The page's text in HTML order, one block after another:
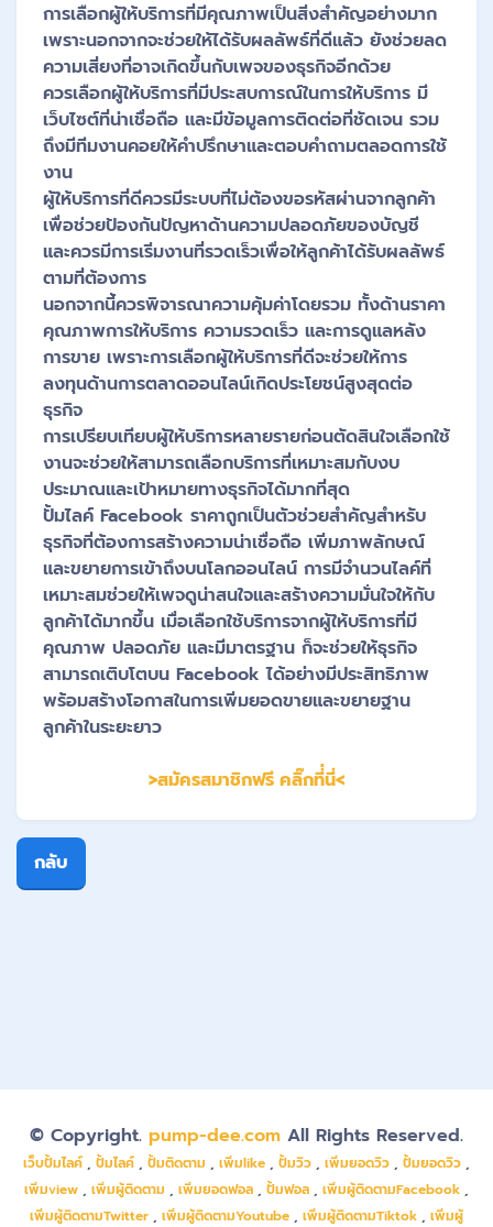
การเลือกผู้ให้บริการที่มีคุณภาพเป็นสิ่งสำคัญอย่างมาก
เพราะนอกจากจะช่วยให้ได้รับผลลัพธ์ที่ดีแล้ว ยังช่วยลด
ความเสี่ยงที่อาจเกิดขึ้นกับเพจของธุรกิจอีกด้วย
ควรเลือกผู้ให้บริการที่มีประสบการณ์ในการให้บริการ มี
เว็บไซต์ที่น่าเชื่อถือ และมีข้อมูลการติดต่อที่ชัดเจน รวม
ถึงมีทีมงานคอยให้คำปรึกษาและตอบคำถามตลอดการใช้
งาน
ผู้ให้บริการที่ดีควรมีระบบที่ไม่ต้องขอรหัสผ่านจากลูกค้า
เพื่อช่วยป้องกันปัญหาด้านความปลอดภัยของบัญชี
และควรมีการเริ่มงานที่รวดเร็วเพื่อให้ลูกค้าได้รับผลลัพธ์
ตามที่ต้องการ
นอกจากนี้ควรพิจารณาความคุ้มค่าโดยรวม ทั้งด้านราคา
คุณภาพการให้บริการ ความรวดเร็ว และการดูแลหลัง
การขาย เพราะการเลือกผู้ให้บริการที่ดีจะช่วยให้การ
ลงทุนด้านการตลาดออนไลน์เกิดประโยชน์สูงสุดต่อ
ธุรกิจ
การเปรียบเทียบผู้ให้บริการหลายรายก่อนตัดสินใจเลือกใช้
งานจะช่วยให้สามารถเลือกบริการที่เหมาะสมกับงบ
ประมาณและเป้าหมายทางธุรกิจได้มากที่สุด
ปั้มไลค์ Facebook ราคาถูกเป็นตัวช่วยสำคัญสำหรับ
ธุรกิจที่ต้องการสร้างความน่าเชื่อถือ เพิ่มภาพลักษณ์
และขยายการเข้าถึงบนโลกออนไลน์ การมีจำนวนไลค์ที่
เหมาะสมช่วยให้เพจดูน่าสนใจและสร้างความมั่นใจให้กับ
ลูกค้าได้มากขึ้น เมื่อเลือกใช้บริการจากผู้ให้บริการที่มี
คุณภาพ ปลอดภัย และมีมาตรฐาน ก็จะช่วยให้ธุรกิจ
สามารถเติบโตบน Facebook ได้อย่างมีประสิทธิภาพ
พร้อมสร้างโอกาสในการเพิ่มยอดขายและขยายฐาน
ลูกค้าในระยะยาว
>สมัครสมาชิกฟรี คลิ๊กที่่นี่<
กลับ
© Copyright. pump-dee.com All Rights Reserved.
เว็บปั้มไลค์ , ปั้มไลค์ , ปั้มติดตาม , เพิ่มlike , ปั้มวิว , เพิ่มยอดวิว , ปั้มยอดวิว ,
เพิ่มview , เพิ่มผู้ติดตาม , เพิ่มยอดฟอล , ปั้มฟอล , เพิ่มผู้ติดตามFacebook ,
เพิ่มผู้ติดตามTwitter , เพิ่มผู้ติดตามYoutube , เพิ่มผู้ติดตามTiktok , เพิ่มผู้